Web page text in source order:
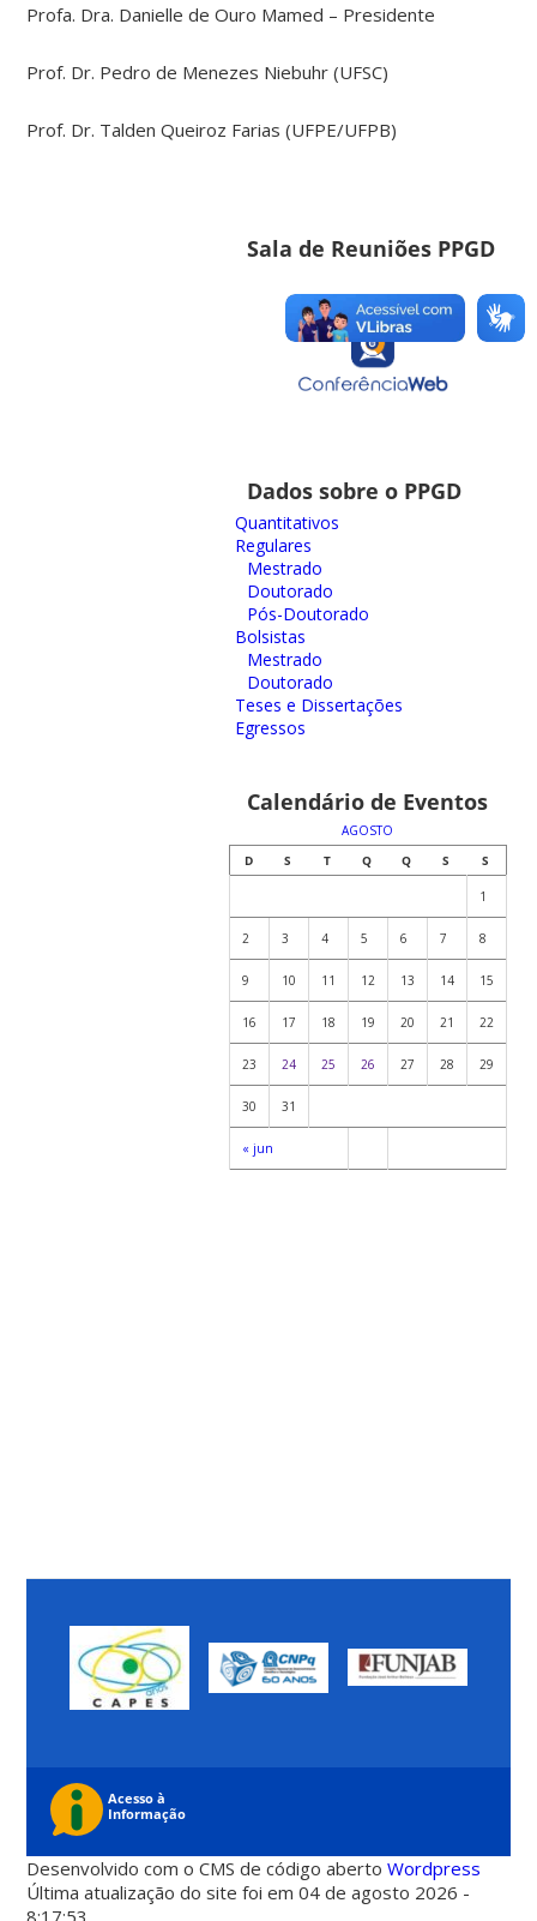
Profa. Dra. Danielle de Ouro Mamed – Presidente
Prof. Dr. Pedro de Menezes Niebuhr (UFSC)
Prof. Dr. Talden Queiroz Farias (UFPE/UFPB)
Sala de Reuniões PPGD
Dados sobre o PPGD
Quantitativos
Regulares
Mestrado
Doutorado
Pós-Doutorado
Bolsistas
Mestrado
Doutorado
Teses e Dissertações
Egressos
Calendário de Eventos
AGOSTO
D
S T Q Q S S
« jun
1
2 3 4 5 6 7 8
9 10 11 12 13 14 15
16 17 18 19 20 21 22
23 24 25 26 27 28 29
30 31
Desenvolvido com o CMS de código abertoWordpress
Última atualização do site foi em 04 de agosto 2026 -